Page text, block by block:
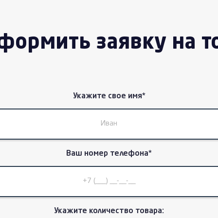
заявку на
Укажите свое имя*
Ваш номер телефона*
Укажите количество товара: